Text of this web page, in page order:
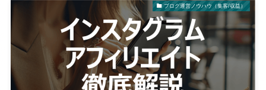
ブログ運営ノウハウ（集客/収益）